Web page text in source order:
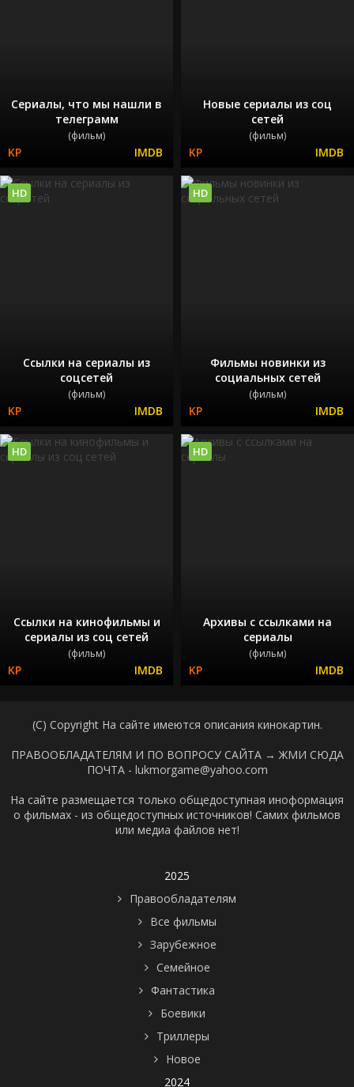
Сериалы, что мы нашли в
телеграмм
(фильм)
Новые сериалы из соц
сетей
(фильм)
Ссылки на сериалы из
соцсетей
(фильм)
HD
Фильмы новинки из
социальных сетей
(фильм)
HD
Ссылки на кинофильмы и
сериалы из соц сетей
(фильм)
HD
Архивы с ссылками на
сериалы
(фильм)
HD
(C) Copyright На сайте имеются описания кинокартин.
ПРАВООБЛАДАТЕЛЯМ И ПО ВОПРОСУ САЙТА → ЖМИ СЮДА
ПОЧТА - lukmorgame@yahoo.com
На сайте размещается только общедоступная иноформация
о фильмах - из общедоступных источников! Самих фильмов
или медиа файлов нет!
2025
Правообладателям
Все фильмы
Зарубежное
Семейное
Фантастика
Боевики
Триллеры
Новое
2024